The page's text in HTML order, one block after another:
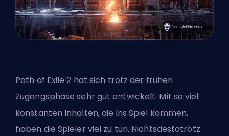
Path of Exile 2 hat sich trotz der frühen
Zugangsphase sehr gut entwickelt. Mit so viel
konstanten Inhalten, die ins Spiel kommen,
haben die Spieler viel zu tun. Nichtsdestotrotz